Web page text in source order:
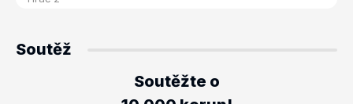
Soutěž
Soutěžte o